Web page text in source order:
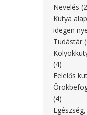
Nevelés
Kutya
idegen
Tudástár
(4)
Felelős
(4)